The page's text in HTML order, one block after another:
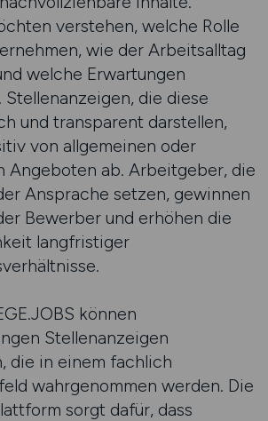
verstehen, welche Rolle
wie der Arbeitsalltag
welche Erwartungen
die diese
und transparent darstellen,
von allgemeinen oder
Angeboten ab. Arbeitgeber, die
Ansprache setzen, gewinnen
Bewerber und erhöhen die
langfristiger
können
Stellenanzeigen
die in einem fachlich
wahrgenommen werden. Die
sorgt dafür, dass